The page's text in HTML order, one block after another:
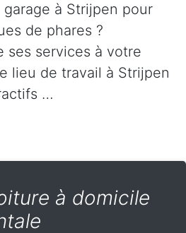
à Strijpen pour
de phares ?
ses services à votre
lieu de travail à Strijpen
…
à domicile